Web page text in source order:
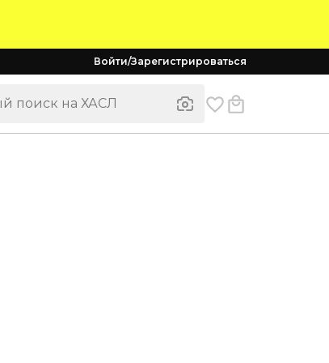
Войти/Зарегистрироваться